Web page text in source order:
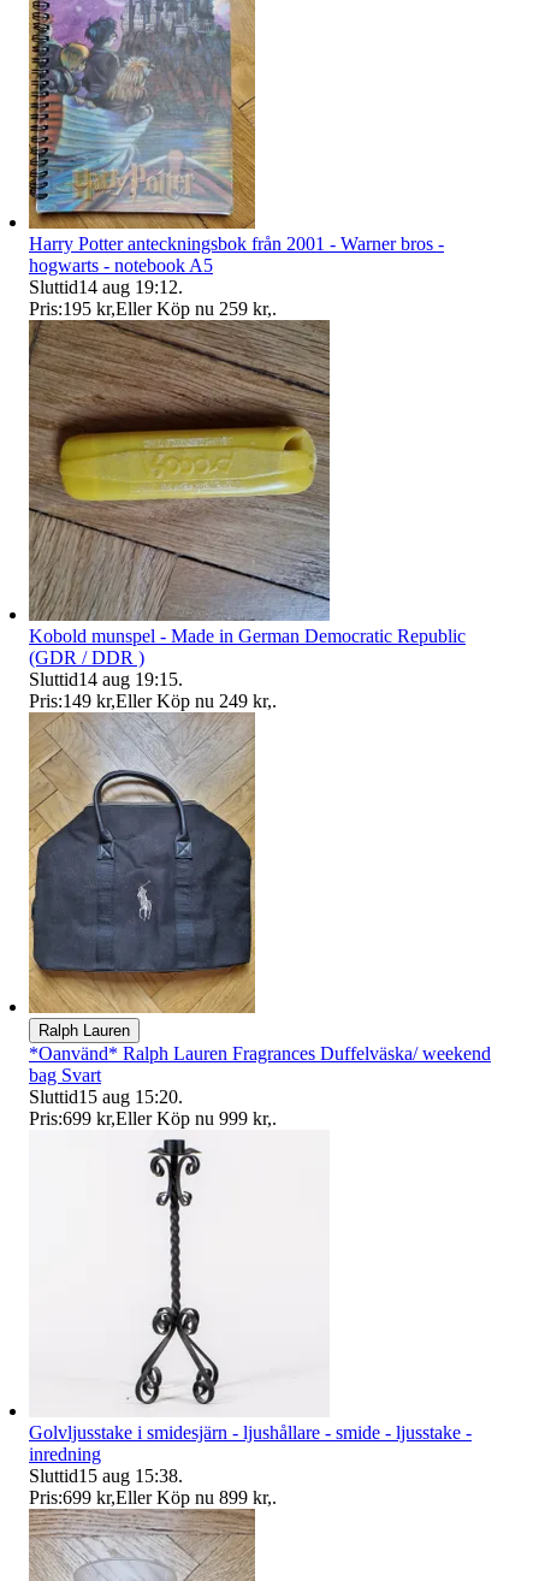
Harry Potter anteckningsbok från 2001 - Warner bros -
hogwarts - notebook A5
Sluttid14 aug 19:12.
Pris:195 kr,Eller Köp nu 259 kr,.
Kobold munspel - Made in German Democratic Republic
(GDR / DDR )
Sluttid14 aug 19:15.
Pris:149 kr,Eller Köp nu 249 kr,.
Ralph Lauren
*Oanvänd* Ralph Lauren Fragrances Duffelväska/ weekend
bag Svart
Sluttid15 aug 15:20.
Pris:699 kr,Eller Köp nu 999 kr,.
Golvljusstake i smidesjärn - ljushållare - smide - ljusstake -
inredning
Sluttid15 aug 15:38.
Pris:699 kr,Eller Köp nu 899 kr,.